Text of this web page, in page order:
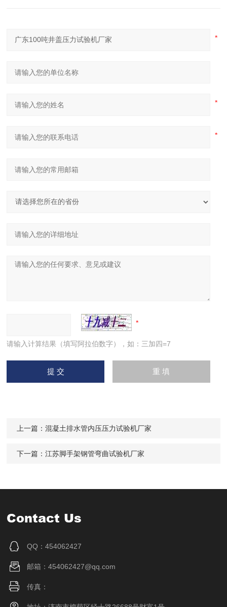
请输入计算结果（填写阿拉伯数字），如：三加四=7
上一篇：混凝土排水管内压压力试验机厂家
下一篇：江苏脚手架钢管弯曲试验机厂家
Contact Us
QQ：454062427
邮箱：454062427@qq.com
传真：